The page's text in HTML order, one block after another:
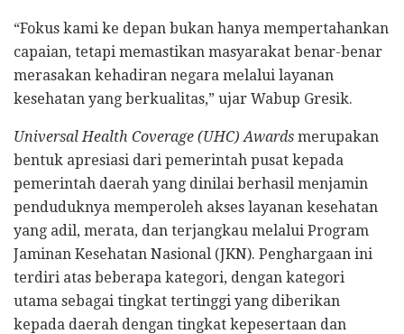
“Fokus kami ke depan bukan hanya mempertahankan
capaian, tetapi memastikan masyarakat benar-benar
merasakan kehadiran negara melalui layanan
kesehatan yang berkualitas,” ujar Wabup Gresik.
Universal Health Coverage (UHC) Awards merupakan
bentuk apresiasi dari pemerintah pusat kepada
pemerintah daerah yang dinilai berhasil menjamin
penduduknya memperoleh akses layanan kesehatan
yang adil, merata, dan terjangkau melalui Program
Jaminan Kesehatan Nasional (JKN). Penghargaan ini
terdiri atas beberapa kategori, dengan kategori
utama sebagai tingkat tertinggi yang diberikan
kepada daerah dengan tingkat kepesertaan dan